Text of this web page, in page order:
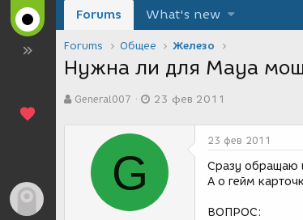
Forums What's new
Forums Общее Железо
Нужна ли для Maya
в
General007
а
с
а
23 фев 2011
G
23 фев 2011
Сразу обращаю
А о гейм
ВОПРОС: